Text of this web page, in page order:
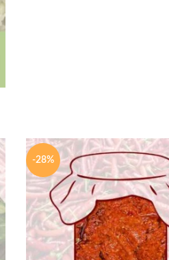
-28%